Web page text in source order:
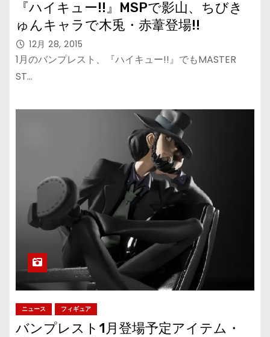
『ハイキュー!!』MSPで影山、ちびき
ゅんキャラで木兎・赤葦登場!!
12月 28, 2015
1月のバンプレスト、『ハイキュー!!』でもMASTER
ST…
ニュース フィギュア
バンプレスト1月登場予定アイテム・